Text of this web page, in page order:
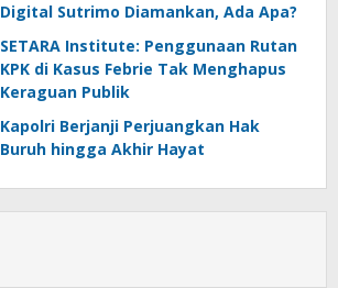
Digital Sutrimo Diamankan, Ada Apa?
SETARA Institute: Penggunaan Rutan
KPK di Kasus Febrie Tak Menghapus
Keraguan Publik
Kapolri Berjanji Perjuangkan Hak
Buruh hingga Akhir Hayat